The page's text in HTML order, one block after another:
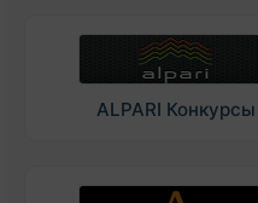
ALPARI Конкурсы